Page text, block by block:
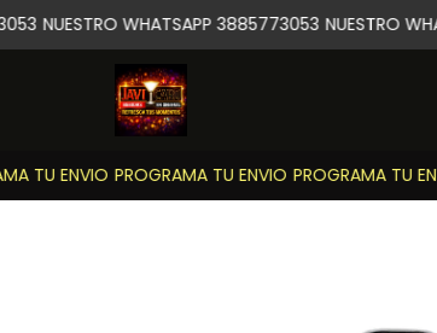
TU ENVIO PROGRAMA TU ENVIO PROGRAMA TU
NUESTRO WHATSAPP 3885773053 NUESTRO